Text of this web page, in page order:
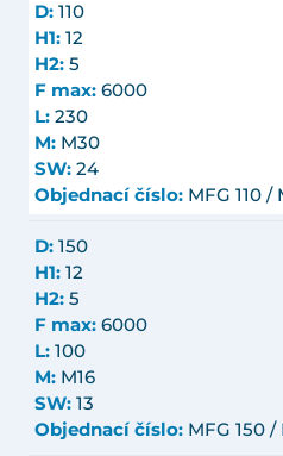
D: 110
H1: 12
H2: 5
F max: 6000
L: 230
M: M30
SW: 24
Objednací číslo: MFG 110 /
D: 150
H1: 12
H2: 5
F max: 6000
L: 100
M: M16
SW: 13
Objednací číslo: MFG 150 /